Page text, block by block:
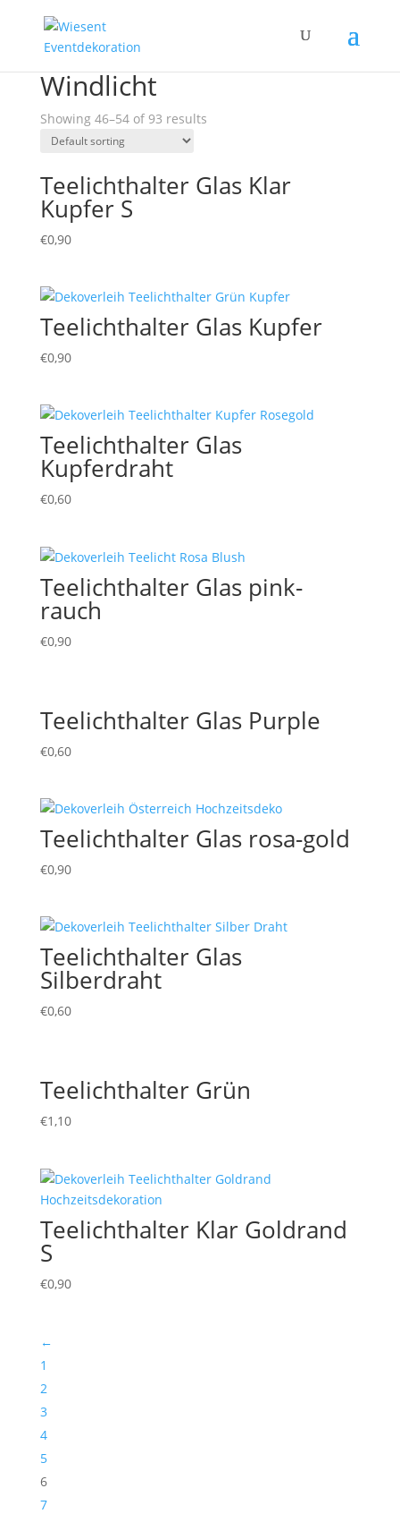
Windlicht
Showing 46–54 of 93 results
Teelichthalter Glas Klar
Kupfer S
€0,90
Teelichthalter Glas Kupfer
€0,90
Teelichthalter Glas
Kupferdraht
€0,60
Teelichthalter Glas pink-
rauch
€0,90
Teelichthalter Glas Purple
€0,60
Teelichthalter Glas rosa-gold
€0,90
Teelichthalter Glas
Silberdraht
€0,60
Teelichthalter Grün
€1,10
Teelichthalter Klar Goldrand
S
€0,90
←
1
2
3
4
5
6
7